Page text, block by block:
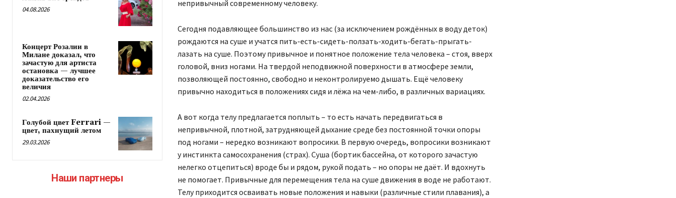
04.08.2026
Концерт Розалии в
Милане доказал, что
зачастую для артиста
остановка — лучшее
доказательство его
величия
02.04.2026
Голубой цвет Ferrari —
цвет, пахнущий летом
29.03.2026
Наши партнеры
непривычный современному человеку.
Сегодня подавляющее большинство из нас (за исключением рождённых в воду деток)
рождаются на суше и учатся пить-есть-сидеть-ползать-ходить-бегать-прыгать-
лазать на суше. Поэтому привычное и понятное положение тела человека – стоя, вверх
головой, вниз ногами. На твердой неподвижной поверхности в атмосфере земли,
позволяющей постоянно, свободно и неконтролируемо дышать. Ещё человеку
привычно находиться в положениях сидя и лёжа на чем-либо, в различных вариациях.
А вот когда телу предлагается поплыть – то есть начать передвигаться в
непривычной, плотной, затрудняющей дыхание среде без постоянной точки опоры
под ногами – нередко возникают вопросики. В первую очередь, вопросики возникают
у инстинкта самосохранения (страх). Суша (бортик бассейна, от которого зачастую
нелегко отцепиться) вроде бы и рядом, рукой подать – но опоры не даёт. И вдохнуть
не помогает. Привычные для перемещения тела на суше движения в воде не работают.
Телу приходится осваивать новые положения и навыки (различные стили плавания), а